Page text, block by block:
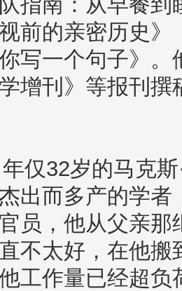
前的亲密历史
写一个句子》
增刊》等报刊撰
仅32岁的马克
出而多产的学
员，他从父亲
不太好，在他
工作量已经超